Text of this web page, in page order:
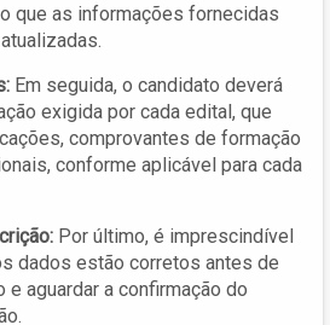
que as informações fornecidas
Em seguida, o candidato deverá
exigida por cada edital, que
comprovantes de formação
conforme aplicável para cada
Por último, é imprescindível
dados estão corretos antes de
aguardar a confirmação do